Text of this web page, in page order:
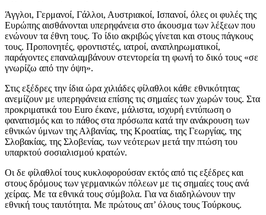
Άγγλοι, Γερμανοί, Γάλλοι, Αυστριακοί, Ισπανοί, όλες οι φυλές της
Ευρώπης αισθάνονται υπερηφάνεια στο άκουσμα των λέξεων που
ενώνουν τα έθνη τους. Το ίδιο ακριβώς γίνεται και στους πάγκους
τους. Προπονητές, φροντιστές, ιατροί, αναπληρωματικοί,
παράγοντες επαναλαμβάνουν στεντορεία τη φωνή το δικό τους «σε
γνωρίζω από την όψη».
Στις εξέδρες την ίδια ώρα χιλιάδες φίλαθλοι κάθε εθνικότητας
ανεμίζουν με υπερηφάνεια επίσης τις σημαίες των χωρών τους. Στα
προκριματικά του Euro έκανε, μάλιστα, ισχυρή εντύπωση ο
φανατισμός και το πάθος στα πρόσωπα κατά την ανάκρουση των
εθνικών ύμνων της Αλβανίας, της Κροατίας, της Γεωργίας, της
Σλοβακίας, της Σλοβενίας, των νεότερων μετά την πτώση του
υπαρκτού σοσιαλισμού κρατών.
Οι δε φίλαθλοί τους κυκλοφορούσαν εκτός από τις εξέδρες και
στους δρόμους των γερμανικών πόλεων με τις σημαίες τους ανά
χείρας. Με τα εθνικά τους σύμβολα. Για να διαδηλώνουν την
εθνική τους ταυτότητα. Με πρώτους απ’ όλους τους Τούρκους.